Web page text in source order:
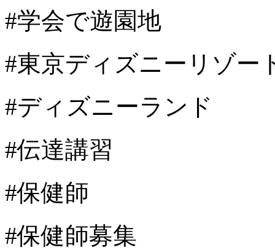
#学会で遊園地
#東京ディズニーリゾー
#ディズニーランド
#伝達講習
#保健師
#保健師募集